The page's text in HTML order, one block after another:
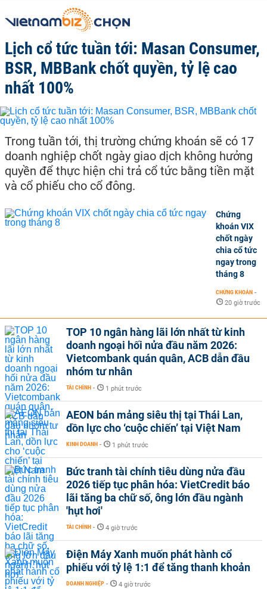
Lịch cổ tức tuần tới: Masan Consumer,
BSR, MBBank chốt quyền, tỷ lệ cao
nhất 100%
Trong tuần tới, thị trường chứng khoán sẽ có 17
doanh nghiệp chốt ngày giao dịch không hưởng
quyền để thực hiện chi trả cổ tức bằng tiền mặt
và cổ phiếu cho cổ đông.
Chứng
khoán VIX
chốt ngày
chia cổ tức
ngay trong
tháng 8
CHỨNG KHOÁN -
20 giờ trước
TOP 10 ngân hàng lãi lớn nhất từ kinh
doanh ngoại hối nửa đầu năm 2026:
Vietcombank quán quân, ACB dẫn đầu
nhóm tư nhân
TÀI CHÍNH - 1 phút trước
AEON bán mảng siêu thị tại Thái Lan,
dồn lực cho ‘cuộc chiến’ tại Việt Nam
KINH DOANH - 1 phút trước
Bức tranh tài chính tiêu dùng nửa đầu
2026 tiếp tục phân hóa: VietCredit báo
lãi tăng ba chữ số, ông lớn đầu ngành
'hụt hơi'
TÀI CHÍNH - 4 giờ trước
Điện Máy Xanh muốn phát hành cổ
phiếu với tỷ lệ 1:1 để tăng thanh khoản
DOANH NGHIỆP - 4 giờ trước